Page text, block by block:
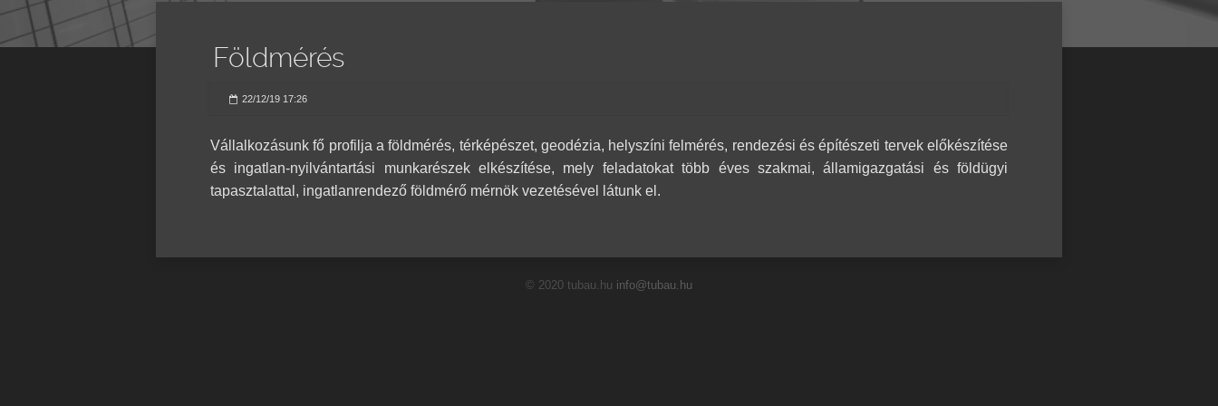
Földmérés
22/12/19 17:26
Vállalkozásunk fő profilja a földmérés, térképészet, geodézia, helyszíni felmérés, rendezési és építészeti tervek előkészítése
és ingatlan-nyilvántartási munkarészek elkészítése, mely feladatokat több éves szakmai, államigazgatási és földügyi
tapasztalattal, ingatlanrendező földmérő mérnök vezetésével látunk el.
© 2020 tubau.hu info@tubau.hu